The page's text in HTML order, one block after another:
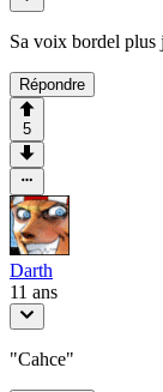
Sa voix bordel plus
Répondre
5
Darth
11 ans
"Cahce"